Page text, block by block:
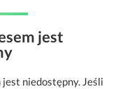
jest
niedostępny. Jeśli